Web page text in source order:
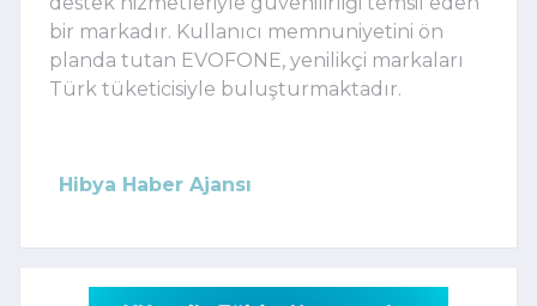
bir markadır. Kullanıcı memnuniyetini ön
planda tutan EVOFONE, yenilikçi markaları
Türk tüketicisiyle buluşturmaktadır.
Hibya Haber Ajansı